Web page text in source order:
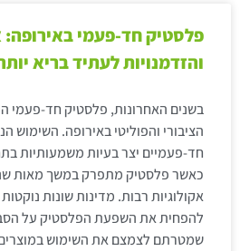
פלסטיק חד-פעמי באירופה:
והזדמנויות לעתיד בריא
בשנים האחרונות, פלסטיק חד-פעמי
הציבורי והפוליטי באירופה. השימוש
חד-פעמיים יצר בעיות משמעותיות
כאשר פלסטיק מתפרק במשך מאות
אקולוגיות רבות. מדינות שונות
להפחית את השפעת הפלסטיק על
שמטרתם לצמצם את השימוש